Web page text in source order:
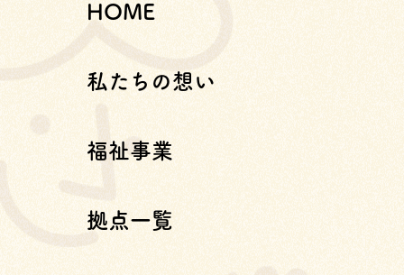
HOME
私たちの想い
福祉事業
拠点一覧